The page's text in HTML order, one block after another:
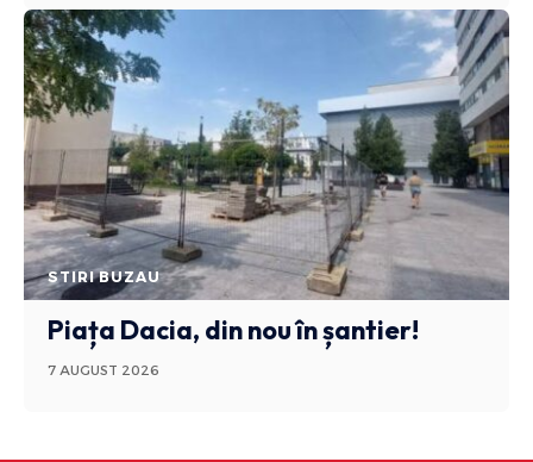
STIRI BUZAU
Piața Dacia, din nou în șantier!
7 AUGUST 2026